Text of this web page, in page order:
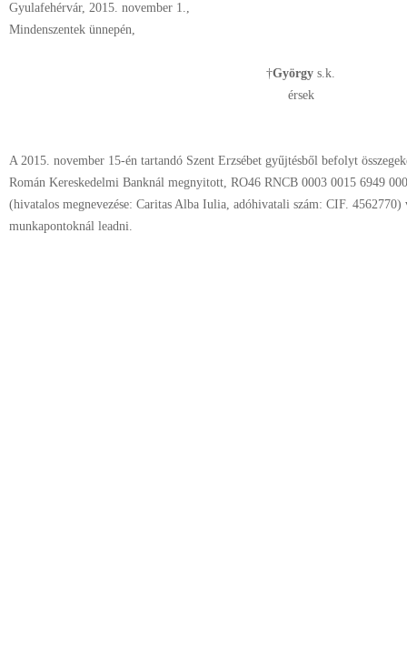
Gyulafehérvár, 2015. november 1.,
Mindenszentek ünnepén,
†Györgys.k.
érsek
A 2015. november 15-én tartandó Szent Erzsébet gyűjtésből befolyt
Román Kereskedelmi Banknál megnyitott, RO46 RNCB 0003 0015 6949
(hivatalos megnevezése: Caritas Alba Iulia, adóhivatali szám: CIF.
munkapontoknál leadni.